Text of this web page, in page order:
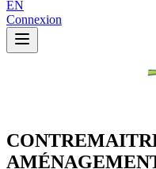
EN
Connexion